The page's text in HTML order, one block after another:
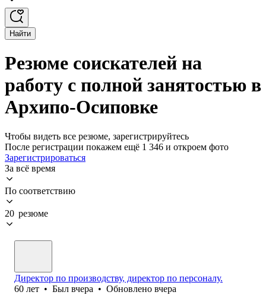
Найти
Резюме соискателей на
работу с полной занятостью в
Архипо-Осиповке
Чтобы видеть все резюме, зарегистрируйтесь
После регистрации покажем ещё 1 346 и откроем фото
Зарегистрироваться
За всё время
По соответствию
20 резюме
Директор по производству, директор по персоналу.
60 лет • Был вчера • Обновлено вчера